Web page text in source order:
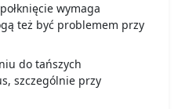
wymaga
też być problemem przy
do tańszych
szczególnie przy